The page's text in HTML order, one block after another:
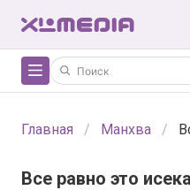
Главная Манхва
Все равно это